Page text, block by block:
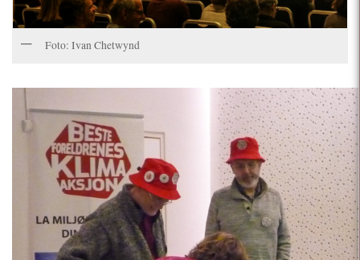
Foto: Ivan Chetwynd